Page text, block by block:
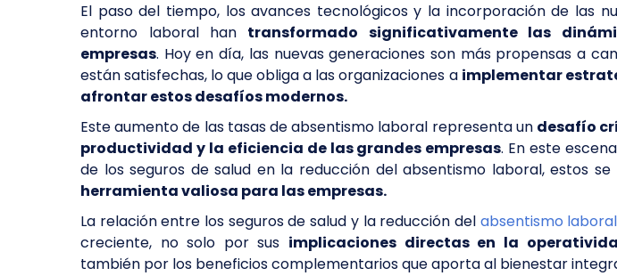
El paso del tiempo, los avances tecnológicos y la incorporación de las
entorno laboral han transformado significativamente las
empresas. Hoy en día, las nuevas generaciones son más propensas a
están satisfechas, lo que obliga a las organizaciones a implementar
afrontar estos desafíos modernos.
Este aumento de las tasas de absentismo laboral representa un desafío
productividad y la eficiencia de las grandes empresas. En este
de los seguros de salud en la reducción del absentismo laboral, estos
herramienta valiosa para las empresas.
La relación entre los seguros de salud y la reducción del absentismo laboral
creciente, no solo por sus implicaciones directas en la
también por los beneficios complementarios que aporta al bienestar